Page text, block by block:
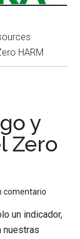
HARM
y
Zero
comentario
un indicador,
nuestras